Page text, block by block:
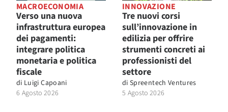
MACROECONOMIA
Verso una nuova
infrastruttura europea
dei pagamenti:
integrare politica
monetaria e politica
fiscale
di Luigi Capoani
6 Agosto 2026
INNOVAZIONE
Tre nuovi corsi
sull’innovazione in
edilizia per offrire
strumenti concreti ai
professionisti del
settore
di Spreentech Ventures
5 Agosto 2026